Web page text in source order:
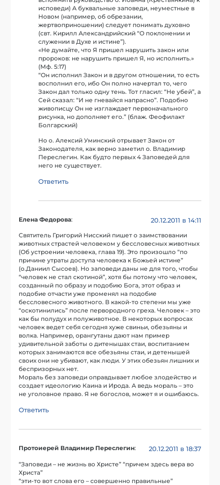
исповеди) А буквальные заповеди, неуместные в
Новом (например, об обрезании,
жертвоприношении) следует понимать духовно
(свт. Кирилл Александрийский “О поклонении и
служении в Духе и истине”).
«Не думайте, что Я пришел нарушить закон или
пророков: не нарушить пришел Я, но исполнить.»
(Мф. 5:17)
“Он исполнил Закон и в другом отношении, то есть
восполнил его, ибо Он полно начертал то, чего
Закон дал только одну тень. Тот гласил: “Не убей”, а
Сей сказал: “И не гневайся напрасно”. Подобно
живописцу Он не изглаждает первоначального
рисунка, но дополняет его.” (блаж. Феофилакт
Болгарский)
Но о. Алексий Уминский отрывает Закон от
Законодателя, как верно заметил о. Владимир
Переслегин. Как будто первых 4 Заповедей для
него не существует.
Ответить
Елена Федорова: 20.12.2011 в 14:11
Святитель Григорий Нисский пишет о заимствовании
животных страстей человеком у бессловесных животных
(Об устроении человека, глава 19). Это произошло “по
причине утраты доступа человека к Божьей истине”
(о.Даниил Сысоев). Но заповеди даны не для того, чтобы
“человек не стал скотиной”, хотя бы потому что человек,
созданный по образу и подобию Бога, этот образ и
подобие отчасти уже променял на подобие
бессловесного животного. В какой-то степени мы уже
“оскотинились” после первородного греха. Человек – это
как бы полудух и полуживотное. В некоторых вопросах
человек ведет себя сегодня хуже свиньи, обезьяны и
волка. Например, орангутаны дают нам пример
удивительной заботы о дитенышах стаи, воспитанием
которых занимаются все обезьяны стаи, и детенышей
своих они не убивают, как люди. У этих обезьян лишних и
беспризорных нет.
Мораль без заповеди оправдывает любое злодейство и
создает идеологию Каина и Ирода. А ведь мораль – это
не уголовное право. Я не богослов, может я и ошибаюсь.
Ответить
Протоиерей Владимир Переслегин: 20.12.2011 в 18:37
“Заповеди – не жизнь во Христе” “причем здесь вера во
Христа”
“эти-то вот слова его – совершенно правильные”